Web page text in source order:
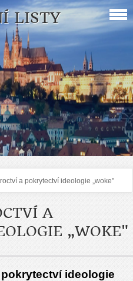
LISTY
a pokrytectví ideologie „woke"
A
„WOKE"
ideologie